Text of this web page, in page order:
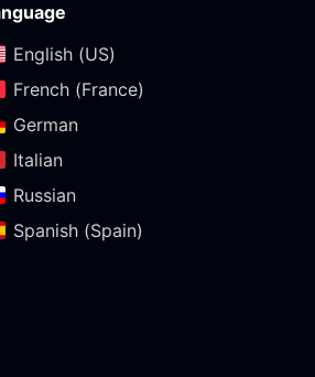
English (US)‎
French (France)‎
German‎
Italian‎
Russian‎
Spanish (Spain)‎